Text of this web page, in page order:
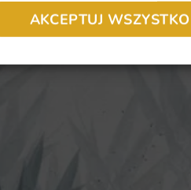
AKCEPTUJ WSZYSTKO